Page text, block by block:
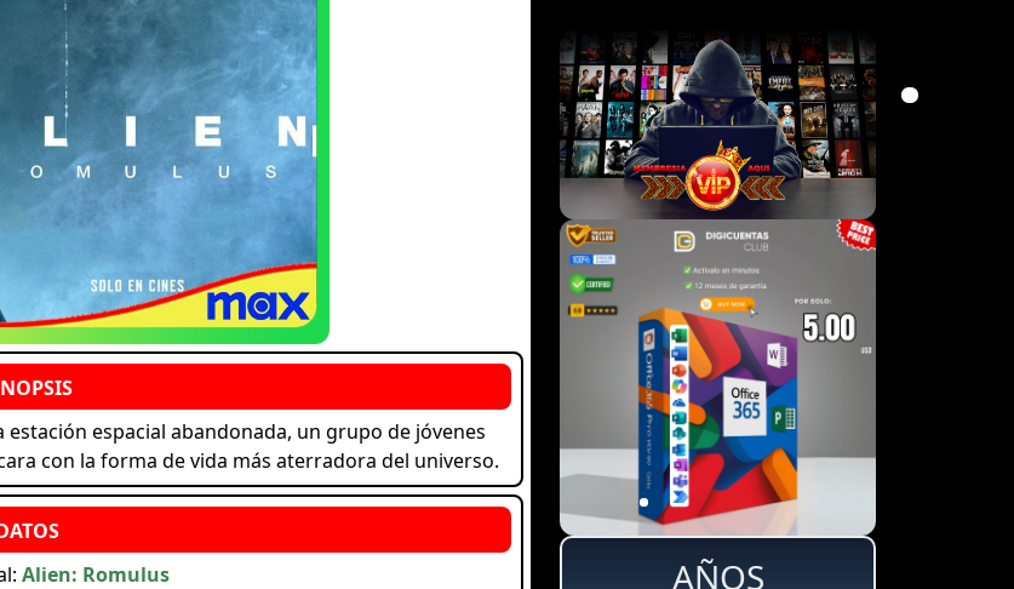
espacial abandonada, un grupo de jóvenes
con la forma de vida más aterradora del universo.
Alien: Romulus
AÑOS